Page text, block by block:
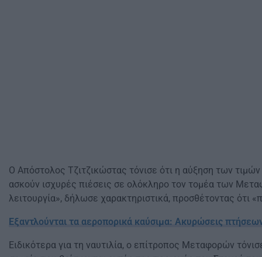
Ο Απόστολος Τζιτζικώστας τόνισε ότι η αύξηση των
ασκούν ισχυρές πιέσεις σε ολόκληρο τον τομέα των
λειτουργία», δήλωσε χαρακτηριστικά, προσθέτοντας ότι
Εξαντλούνται τα αεροπορικά καύσιμα: Ακυρώσεις
Ειδικότερα για τη ναυτιλία, ο επίτροπος Μεταφορών